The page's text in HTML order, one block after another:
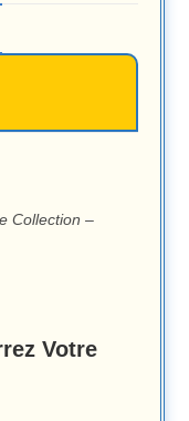
Collection –
Votre